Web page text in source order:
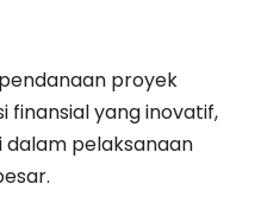
proyek
finansial yang inovatif,
pelaksanaan